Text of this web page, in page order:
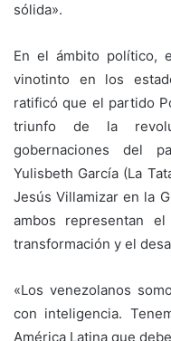
sólida».
En el ámbito político,
vinotinto en los
ratificó que el partido
triunfo de la
gobernaciones del
Yulisbeth García (La
Jesús Villamizar en la
ambos representan
transformación y el
«Los venezolanos
con inteligencia.
América Latina que